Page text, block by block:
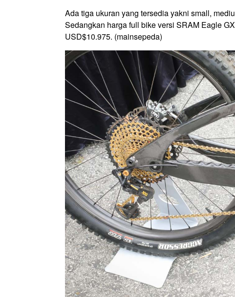
Ada tiga ukuran yang tersedia yakni small,
Sedangkan harga full bike versi SRAM Eagle
USD$10.975. (mainsepeda)